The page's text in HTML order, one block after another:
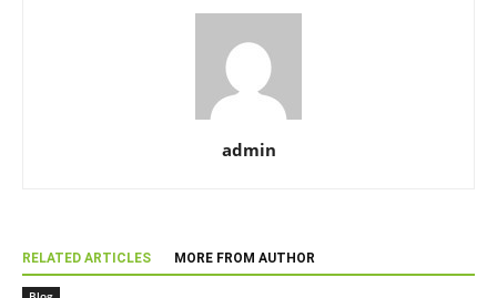
admin
RELATED ARTICLES MORE FROM AUTHOR